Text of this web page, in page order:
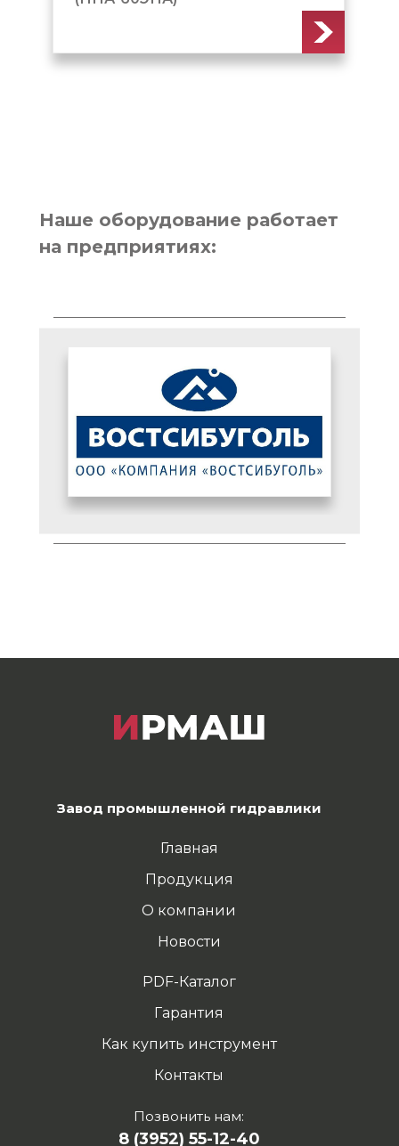
Наше оборудование работает
на предприятиях:
Завод промышленной гидравлики
Главная
Продукция
О компании
Новости
PDF-Каталог
Гарантия
Как купить инструмент
Контакты
Позвонить нам:
8 (3952) 55-12-40